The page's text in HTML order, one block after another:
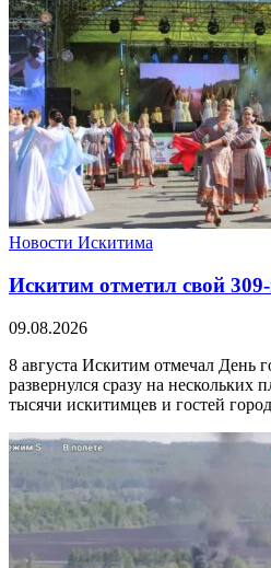
Новости Искитима
Искитим отметил свой
09.08.2026
8 августа Искитим отмечал День
развернулся сразу на нескольких
тысячи искитимцев и гостей